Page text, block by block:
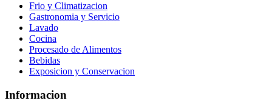
Frio y Climatizacion
Gastronomia y Servicio
Lavado
Cocina
Procesado de Alimentos
Bebidas
Exposicion y Conservacion
Informacion